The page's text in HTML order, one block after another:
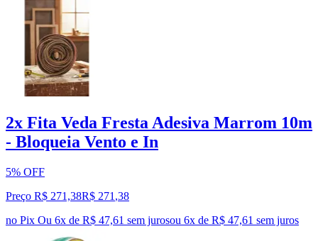
2x Fita Veda Fresta Adesiva Marrom 10m
- Bloqueia Vento e In
5% OFF
Preço R$ 271,38R$ 271 ,38
no Pix Ou 6x de R$ 47,61 sem jurosou 6x de R$ 47,61 sem juros